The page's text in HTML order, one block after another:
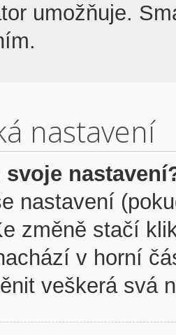
umožňuje.
nastavení
svoje
nastavení
změně stačí
v horní
veškerá svá